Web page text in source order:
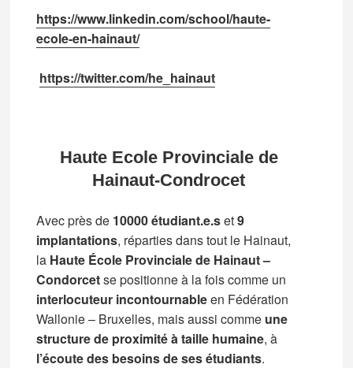
https://www.linkedin.com/school/haute-
ecole-en-hainaut/
https://twitter.com/he_hainaut
Haute Ecole Provinciale de
Hainaut-Condrocet
Avec près de 10000 étudiant.e.set9
implantations, réparties dans tout le Hainaut,
la Haute École Provinciale de Hainaut –
Condorcetse positionne à la fois comme un
interlocuteur incontournableen Fédération
Wallonie – Bruxelles, mais aussi comme une
structure de proximité à taille humaine, à
l’écoute des besoins de ses étudiants.